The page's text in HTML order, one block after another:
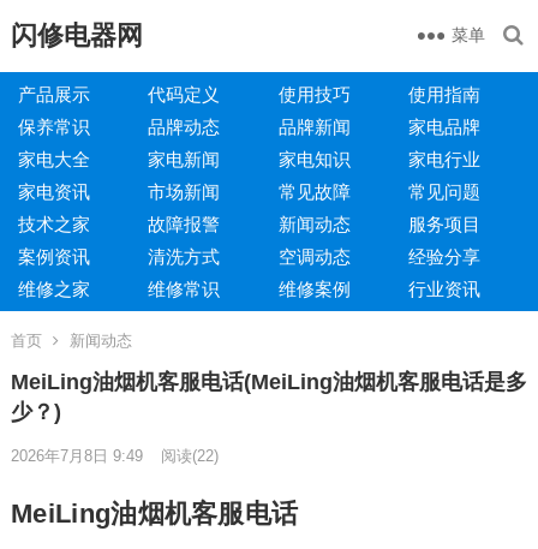
闪修电器网 菜单
产品展示 代码定义 使用技巧
使用指南
保养常识
品牌动态 品牌新闻
家电品牌
家电大全
家电新闻 家电知识
家电行业
家电资讯
市场新闻 常见故障
常见问题
技术之家
故障报警 新闻动态
服务项目
案例资讯
清洗方式 空调动态
经验分享
维修之家
维修常识 维修案例 行业资讯
首页 新闻动态
MeiLing油烟机客服电话(MeiLing油烟机客服电话是多
少？)
2026年7月8日 9:49 阅读(22)
MeiLing油烟机客服电话